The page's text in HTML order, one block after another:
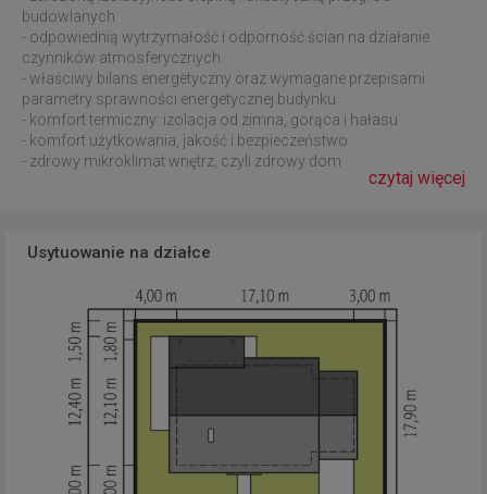
budowlanych
- odpowiednią wytrzymałość i odporność ścian na działanie
czynników atmosferycznych
- właściwy bilans energetyczny oraz wymagane przepisami
parametry sprawności energetycznej budynku
- komfort termiczny: izolacja od zimna, gorąca i hałasu
- komfort użytkowania, jakość i bezpieczeństwo
- zdrowy mikroklimat wnętrz, czyli zdrowy dom
czytaj więcej
Usytuowanie na działce